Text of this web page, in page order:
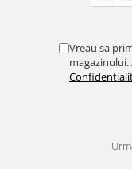
Vreau sa